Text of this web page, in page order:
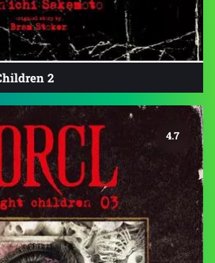
2
4.7